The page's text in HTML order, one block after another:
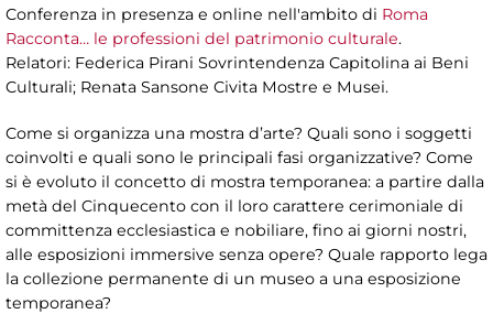
Conferenza in presenza e online nell'ambito di Roma
Racconta… le professioni del patrimonio culturale.
Relatori: Federica Pirani Sovrintendenza Capitolina ai Beni
Culturali; Renata Sansone Civita Mostre e Musei.
Come si organizza una mostra d’arte? Quali sono i soggetti
coinvolti e quali sono le principali fasi organizzative? Come
si è evoluto il concetto di mostra temporanea: a partire dalla
metà del Cinquecento con il loro carattere cerimoniale di
committenza ecclesiastica e nobiliare, fino ai giorni nostri,
alle esposizioni immersive senza opere? Quale rapporto lega
la collezione permanente di un museo a una esposizione
temporanea?